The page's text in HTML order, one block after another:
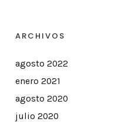
ARCHIVOS
agosto 2022
enero 2021
agosto 2020
julio 2020